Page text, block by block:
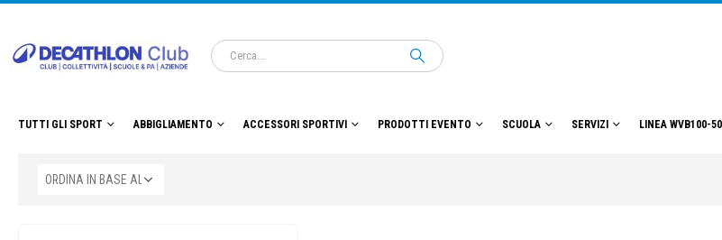
TUTTI GLI SPORT ABBIGLIAMENTO ACCESSORI SPORTIVI PRODOTTI EVENTO SCUOLA SERVIZI LINEA WVB100-